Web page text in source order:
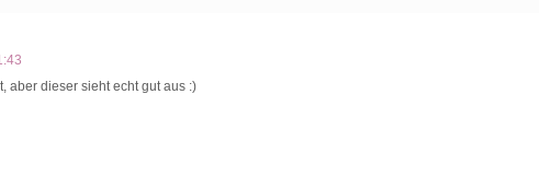
aber dieser sieht echt gut aus :)